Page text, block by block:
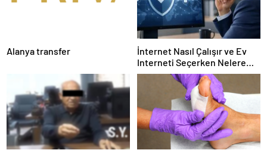
Alanya transfer
İnternet Nasıl Çalışır ve Ev
Interneti Seçerken Nelere
Dikkat Etmelisiniz